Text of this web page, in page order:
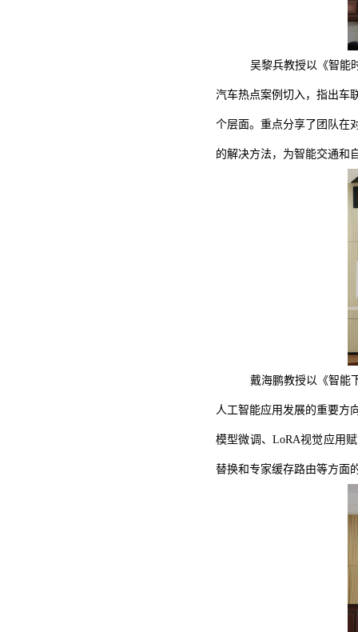
吴黎兵教授以《智能
汽车热点案例切入，指出车
个层面。重点分享了团队在
的解决方法，为智能交通和
戴海鹏教授以《智能
人工智能应用发展的重要方
模型微调、LoRA视觉应用
替换和专家缓存路由等方面